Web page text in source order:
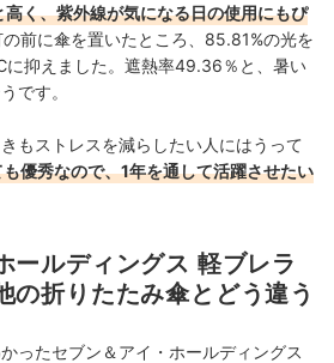
く、紫外線が気になる日の使用にもぴ
前に傘を置いたところ、85.81%の光を
抑えました。遮熱率49.36％と、 暑い
です。
もストレスを減らしたい人にはうって
優秀なので、1年を通して活躍させたい
ールディングス 軽ブレラ
の折りたたみ傘とどう違う
ったセブン＆アイ・ホールディングス